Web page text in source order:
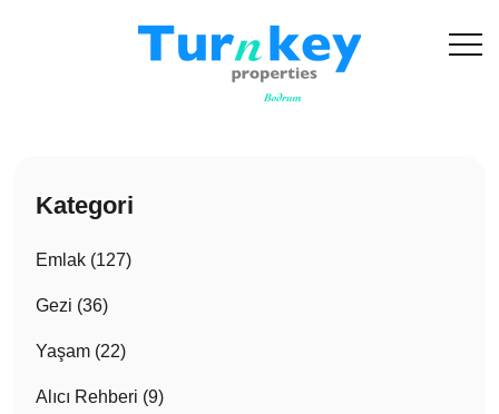
Kategori
Emlak (127)
Gezi (36)
Yaşam (22)
Alıcı Rehberi (9)